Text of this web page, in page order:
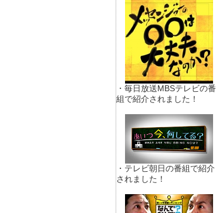
・毎日放送MBSテレビの番
組で紹介されました！
・テレビ朝日の番組で紹介
されました！